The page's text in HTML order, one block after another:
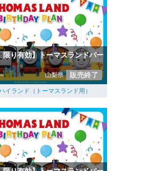
限り有効】トーマスランドバー
山梨県 販売終了
イランド（トーマスランド用）